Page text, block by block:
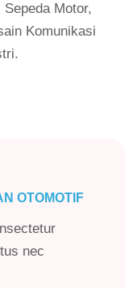
Motor,
Komunikasi
OTOMOTIF
nec